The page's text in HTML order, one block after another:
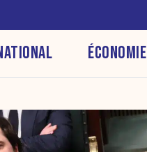
ÉCONOMIE